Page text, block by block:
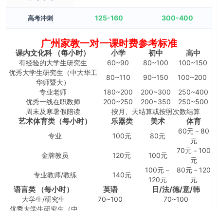
高考冲刺 125-160 300-400
广州家教一对一课时费参考标准
课内文化科 （每小时） 小学 初中 高中
有经验的大学生研究生 60~90 80~100 100~150
优秀大学生研究生（中大华工
华师暨大）
80~110 90~150
100~200
专业老师
180~200 200~300
250~400
优秀一线在职教师
200~250 200~350
250~500
周末及寒暑假陪读
按月、天结算或按照次数结算
艺术体育类（每小时） 乐器类 美术 体育
专业 100元 80元
60元－80
元
金牌教员
120元 100元
70元－100
元
专业教师/教练
140元
100元－
120元
80元－120
元
语言类 （每小时） 英语 日/法/德/意/韩
大学生/研究生 70~100
70~100
优秀大学生研究生（中